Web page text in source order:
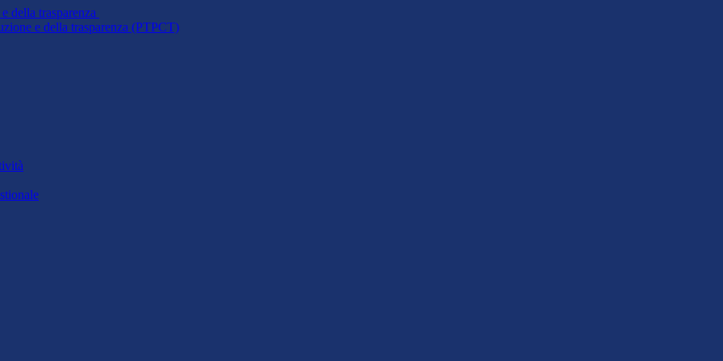
della trasparenza
e della trasparenza (PTPCT)